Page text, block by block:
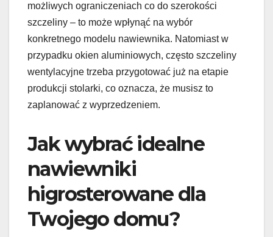
możliwych ograniczeniach co do szerokości
szczeliny – to może wpłynąć na wybór
konkretnego modelu nawiewnika. Natomiast w
przypadku okien aluminiowych, często szczeliny
wentylacyjne trzeba przygotować już na etapie
produkcji stolarki, co oznacza, że musisz to
zaplanować z wyprzedzeniem.
Jak wybrać idealne
nawiewniki
higrosterowane dla
Twojego domu?